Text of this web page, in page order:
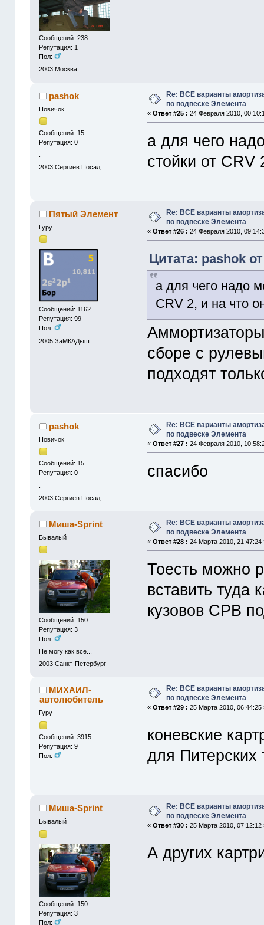
Сообщений: 238
Репутация: 1
Пол:
2003 Москва
pashok
Новичок
Сообщений: 15
Репутация: 0
2003 Сергиев Посад
Re: ВСЕ варианты
по подвеске Элемента
«Ответ #25 : 24 Февраля 2010,
а для чего
стойки от
Пятый Элемент
Гуру
Сообщений: 1162
Репутация: 99
Пол:
2005 ЗаМКАДыш
Re: ВСЕ варианты
по подвеске Элемента
«Ответ #26 : 24 Февраля 2010,
Цитата: pashok
а для чего надо
CRV 2, и на что
сборе с
подходят
pashok
Новичок
Сообщений: 15
Репутация: 0
2003 Сергиев Посад
Re: ВСЕ варианты
по подвеске Элемента
«Ответ #27 : 24 Февраля 2010,
спасибо
Миша-Sprint
Бывалый
Сообщений: 150
Репутация: 3
Пол:
Не могу как все...
2003 Санкт-Петербург
Re: ВСЕ варианты
по подвеске Элемента
«Ответ #28 : 24 Марта 2010, 21:47:24
Тоесть можно
вставить туда
кузовов СРВ
МИХАИЛ-
автолюбитель
Гуру
Сообщений: 3915
Репутация: 9
Пол:
Re: ВСЕ варианты
по подвеске Элемента
«Ответ #29 : 25 Марта 2010, 06:44:25
коневские
для Питерских
Миша-Sprint
Бывалый
Сообщений: 150
Репутация: 3
Пол:
Re: ВСЕ варианты
по подвеске Элемента
«Ответ #30 : 25 Марта 2010, 07:12:12
А других